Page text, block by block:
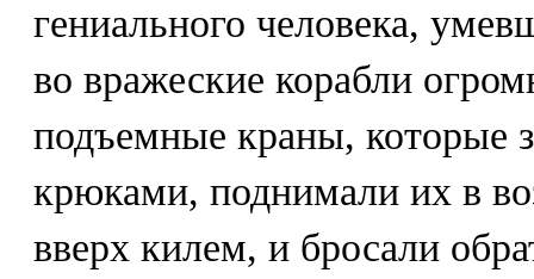
гениального человека,
во вражеские корабли
подъемные краны, которые
крюками, поднимали их в
вверх килем, и бросали